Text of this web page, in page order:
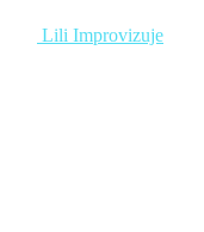
Lili Improvizuje